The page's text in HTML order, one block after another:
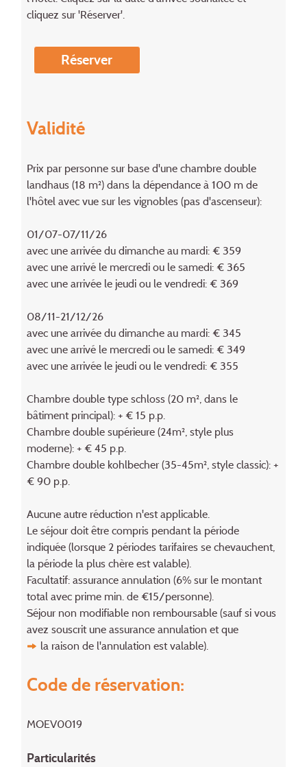
cliquez sur 'Réserver'.
Réserver
Validité
Prix par personne sur base d'une chambre double
landhaus (18 m²) dans la dépendance à 100 m de
l'hôtel avec vue sur les vignobles (pas d'ascenseur):
01/07-07/11/26
avec une arrivée du dimanche au mardi: € 359
avec une arrivé le mercredi ou le samedi: € 365
avec une arrivée le jeudi ou le vendredi: € 369
08/11-21/12/26
avec une arrivée du dimanche au mardi: € 345
avec une arrivé le mercredi ou le samedi: € 349
avec une arrivée le jeudi ou le vendredi: € 355
Chambre double type schloss (20 m², dans le
bâtiment principal): + € 15 p.p.
Chambre double supérieure (24m², style plus
moderne): + € 45 p.p.
Chambre double kohlbecher (35-45m², style classic): +
€ 90 p.p.
Aucune autre réduction n'est applicable.
Le séjour doit être compris pendant la période
indiquée (lorsque 2 périodes tarifaires se chevauchent,
la période la plus chère est valable).
Facultatif: assurance annulation (6% sur le montant
total avec prime min. de €15/personne).
Séjour non modifiable non remboursable (sauf si vous
avez souscrit une assurance annulation et que
la raison de l'annulation est valable).
Code de réservation:
MOEV0019
Particularités